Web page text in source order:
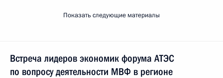
Показать следующие материалы
Встреча лидеров экономик форума АТЭС
по вопросу деятельности МВФ в регионе